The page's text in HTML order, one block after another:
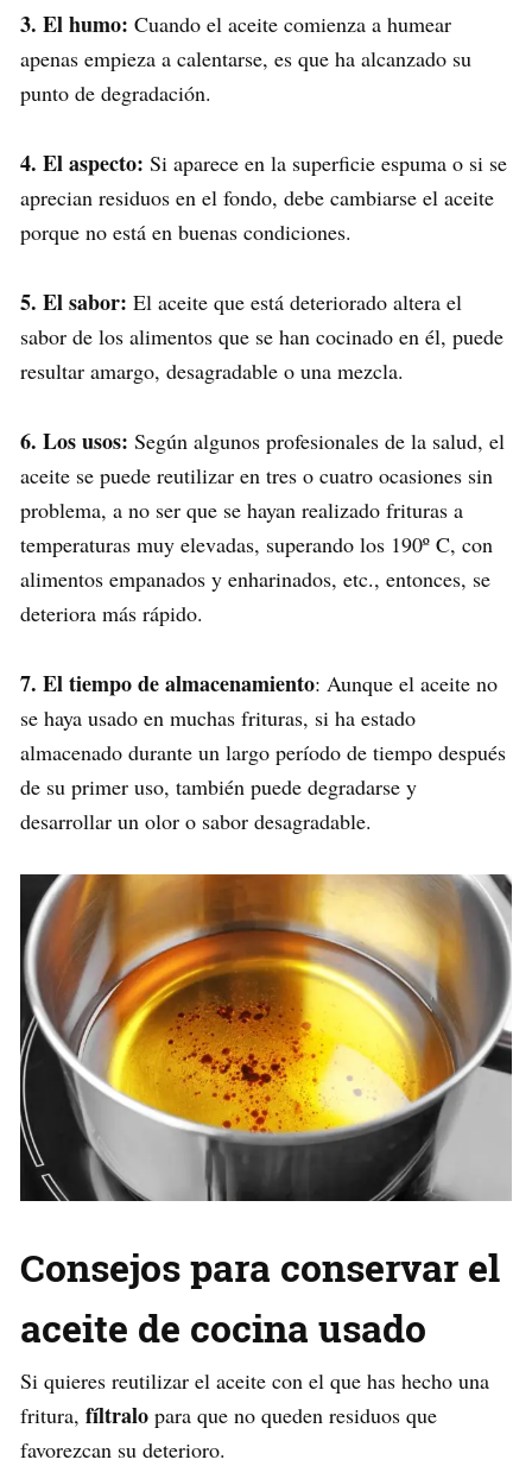
3. El humo: Cuando el aceite comienza a humear
apenas empieza a calentarse, es que ha alcanzado su
punto de degradación.
4. El aspecto: Si aparece en la superficie espuma o si se
aprecian residuos en el fondo, debe cambiarse el aceite
porque no está en buenas condiciones.
5. El sabor: El aceite que está deteriorado altera el
sabor de los alimentos que se han cocinado en él, puede
resultar amargo, desagradable o una mezcla.
6. Los usos: Según algunos profesionales de la salud, el
aceite se puede reutilizar en tres o cuatro ocasiones sin
problema, a no ser que se hayan realizado frituras a
temperaturas muy elevadas, superando los 190º C, con
alimentos empanados y enharinados, etc., entonces, se
deteriora más rápido.
7. El tiempo de almacenamiento: Aunque el aceite no
se haya usado en muchas frituras, si ha estado
almacenado durante un largo período de tiempo después
de su primer uso, también puede degradarse y
desarrollar un olor o sabor desagradable.
Consejos para conservar el
aceite de cocina usado
Si quieres reutilizar el aceite con el que has hecho una
fritura, fíltralo para que no queden residuos que
favorezcan su deterioro.